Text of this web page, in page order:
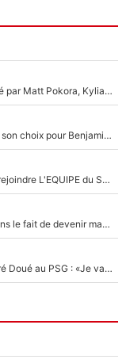
De l'équipe de France à The Voice Kids : Contacté par Matt Pokora, Kylian Mbappé a accepté de jouer un rôle inédit sur TF1 !
La Liga sur beIN Sports c’est terminé, DAZN a fait son choix pour Benjamin Da Silva et Omar Da Fonseca !
Raymond Domenech a posé ses conditions pour rejoindre L'EQUIPE du Soir : Il refuse de faire l'émission avec un autre chroniqueur !
«C’est l'une des choses qui me fait le plus peur dans le fait de devenir maman» : En couple avec Antoine Dupont, Iris Mittenaere s'inquiète déjà pour ses futurs enfants !
Le transfert de Maghnes Akliouche menace Désiré Doué au PSG : «Je valide à 200%»